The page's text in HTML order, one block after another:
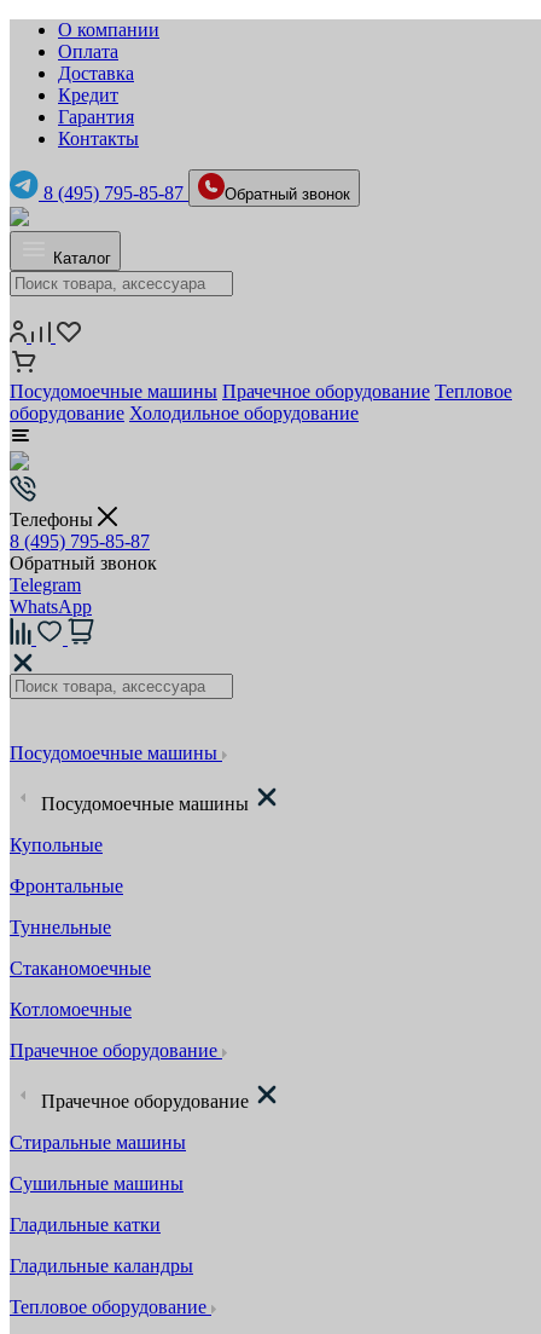
О компании
Оплата
Доставка
Кредит
Гарантия
Контакты
8 (495) 795-85-87 Обратный звонок
Каталог
Посудомоечные машины Прачечное оборудование Тепловое
оборудование Холодильное оборудование
Телефоны
8 (495) 795-85-87
Обратный звонок
Telegram
WhatsApp
Посудомоечные машины
Посудомоечные машины
Купольные
Фронтальные
Туннельные
Стаканомоечные
Котломоечные
Прачечное оборудование
Прачечное оборудование
Стиральные машины
Сушильные машины
Гладильные катки
Гладильные каландры
Тепловое оборудование